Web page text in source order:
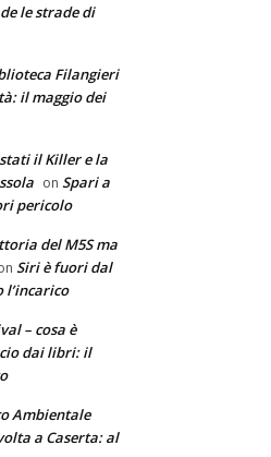
le strade di
Filangieri
il maggio dei
il Killer e la
on Spari a
pericolo
del M5S ma
Siri è fuori dal
l’incarico
– cosa è
dai libri: il
Ambientale
a Caserta: al